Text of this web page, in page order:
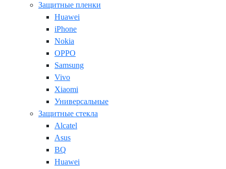
Защитные пленки
Huawei
iPhone
Nokia
OPPO
Samsung
Vivo
Xiaomi
Универсальные
Защитные стекла
Alcatel
Asus
BQ
Huawei